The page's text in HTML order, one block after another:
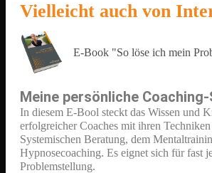
Vielleicht auch von
E-Book "So löse ich mein
Meine persönliche
In diesem E-Bool steckt das Wissen und
erfolgreicher Coaches mit ihren Techniken
Systemischen Beratung, dem
Hypnosecoaching. Es eignet sich für fast
Problemstellung.